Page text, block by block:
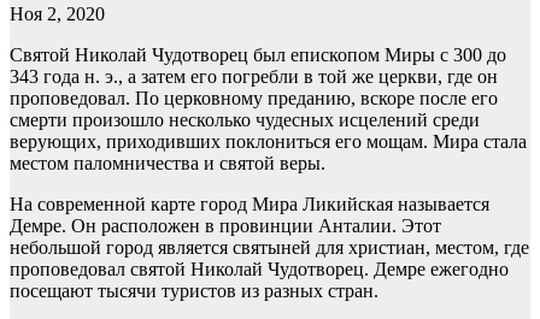
Ноя 2, 2020
Святой Николай Чудотворец был епископом Миры с 300 до
343 года н. э., а затем его погребли в той же церкви, где он
проповедовал. По церковному преданию, вскоре после его
смерти произошло несколько чудесных исцелений среди
верующих, приходивших поклониться его мощам. Мира стала
местом паломничества и святой веры.
На современной карте город Мира Ликийская называется
Демре. Он расположен в провинции Анталии. Этот
небольшой город является святыней для христиан, местом, где
проповедовал святой Николай Чудотворец. Демре ежегодно
посещают тысячи туристов из разных стран.